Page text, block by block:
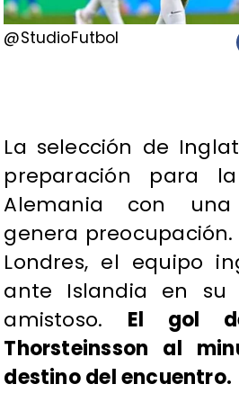
@StudioFutbol
La selección de
preparación para
Alemania con
genera preocupación.
Londres, el equipo
ante Islandia en su
amistoso. El gol
Thorsteinsson al
destino del encuentro.